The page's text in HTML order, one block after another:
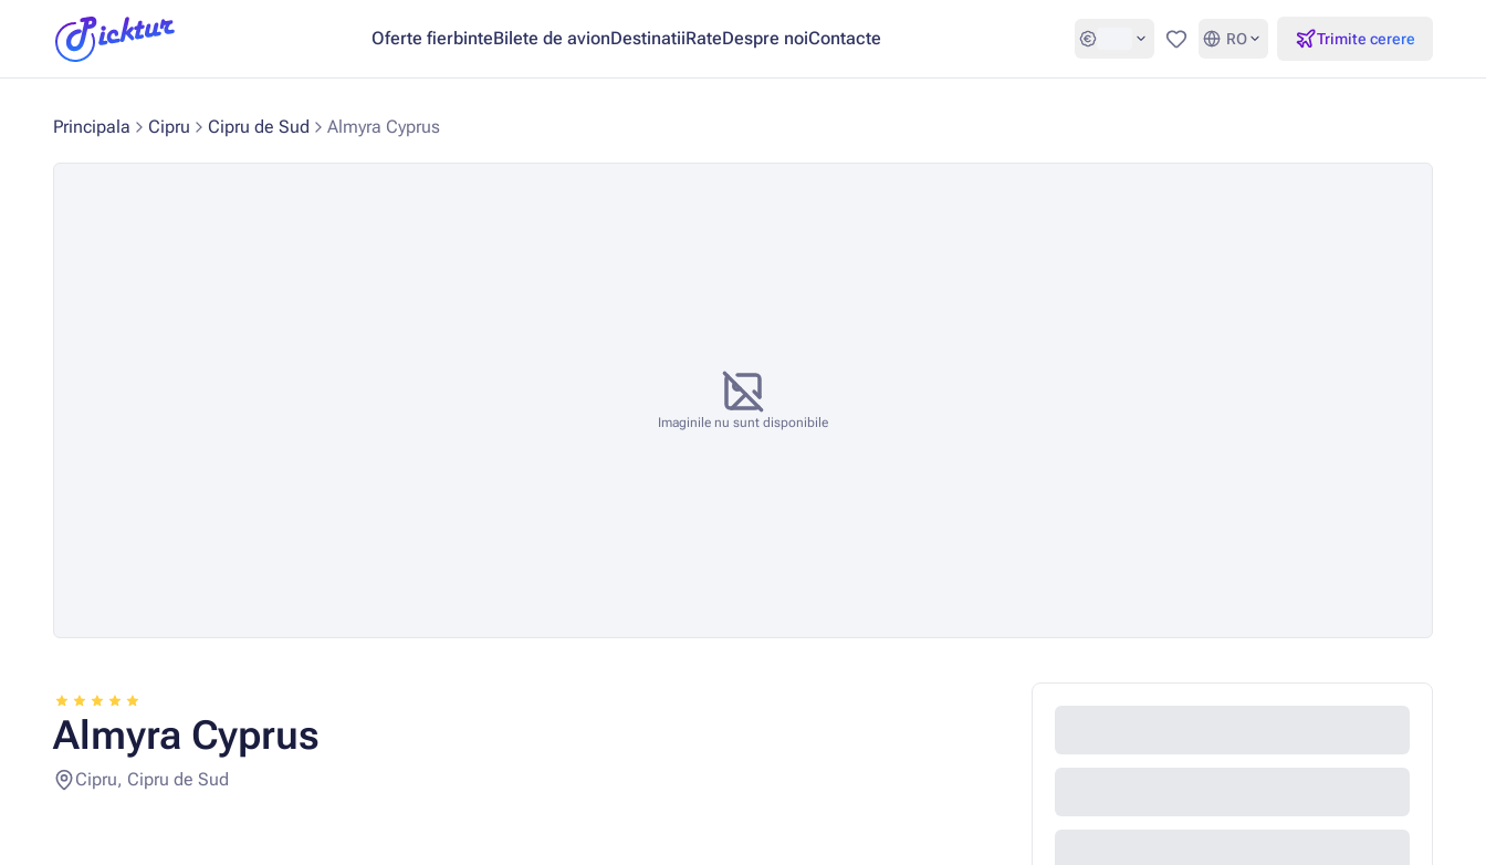
Oferte fierbinteBilete de avionDestinatiiRateDespre noiContacte Favorite
RO Trimite cerere
Principala Cipru Cipru de Sud Almyra Cyprus
Imaginile nu sunt disponibile
Almyra Cyprus
Cipru, Cipru de Sud